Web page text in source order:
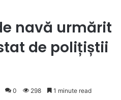
navă urmărit
de polițiștii
0 298 1 minute read